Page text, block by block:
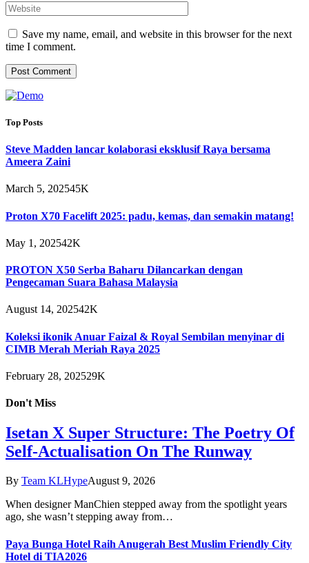
Save my name, email, and website in this browser for the next
time I comment.
Top Posts
Steve Madden lancar kolaborasi eksklusif Raya bersama
Ameera Zaini
March 5, 202545K
Proton X70 Facelift 2025: padu, kemas, dan semakin matang!
May 1, 202542K
PROTON X50 Serba Baharu Dilancarkan dengan
Pengecaman Suara Bahasa Malaysia
August 14, 202542K
Koleksi ikonik Anuar Faizal & Royal Sembilan menyinar di
CIMB Merah Meriah Raya 2025
February 28, 202529K
Don't Miss
Isetan X Super Structure: The Poetry Of
Self-Actualisation On The Runway
By Team KLHypeAugust 9, 2026
When designer ManChien stepped away from the spotlight years
ago, she wasn’t stepping away from…
Paya Bunga Hotel Raih Anugerah Best Muslim Friendly City
Hotel di TIA2026